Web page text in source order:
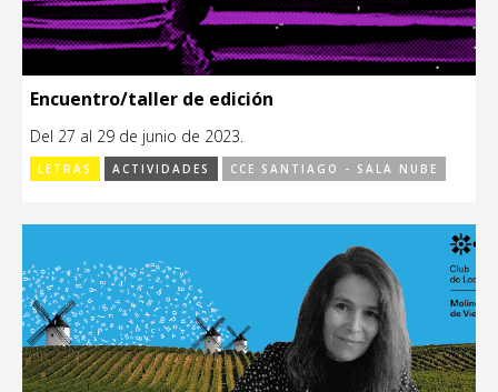
Encuentro/taller de edición
Del 27 al 29 de junio de 2023.
LETRAS ACTIVIDADES CCE SANTIAGO - SALA NUBE